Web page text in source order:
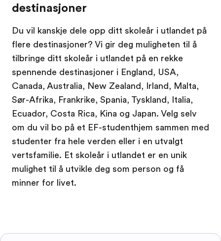
destinasjoner
Du vil kanskje dele opp ditt skoleår i utlandet på
flere destinasjoner? Vi gir deg muligheten til å
tilbringe ditt skoleår i utlandet på en rekke
spennende destinasjoner i England, USA,
Canada, Australia, New Zealand, Irland, Malta,
Sør-Afrika, Frankrike, Spania, Tyskland, Italia,
Ecuador, Costa Rica, Kina og Japan. Velg selv
om du vil bo på et EF-studenthjem sammen med
studenter fra hele verden eller i en utvalgt
vertsfamilie. Et skoleår i utlandet er en unik
mulighet til å utvikle deg som person og få
minner for livet.